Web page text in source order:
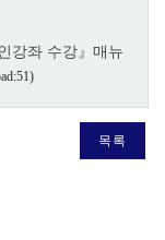
강좌 수강』매뉴
목록